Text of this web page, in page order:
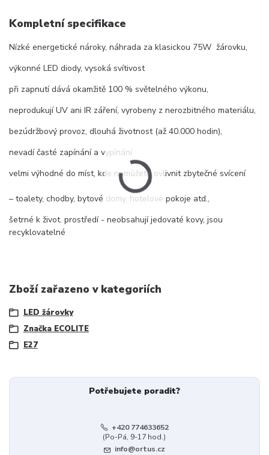
Kompletní specifikace
Nízké energetické nároky, náhrada za klasickou 75W žárovku,
výkonné LED diody, vysoká svítivost
při zapnutí dává okamžitě 100 % světelného výkonu,
neprodukují UV ani IR záření, vyrobeny z nerozbitného materiálu,
bezúdržbový provoz, dlouhá životnost (až 40.000 hodin),
nevadí časté zapínání a vypínání
velmi výhodné do míst, kde nemůžete ovlivnit zbytečné svícení
– toalety, chodby, bytové domy, hotelové pokoje atd.,
šetrné k život. prostředí - neobsahují jedovaté kovy, jsou
recyklovatelné
Zboží zařazeno v kategoriích
LED žárovky
Značka ECOLITE
E27
Potřebujete poradit?
+420 774633652
(Po-Pá, 9-17 hod.)
info@ortus.cz